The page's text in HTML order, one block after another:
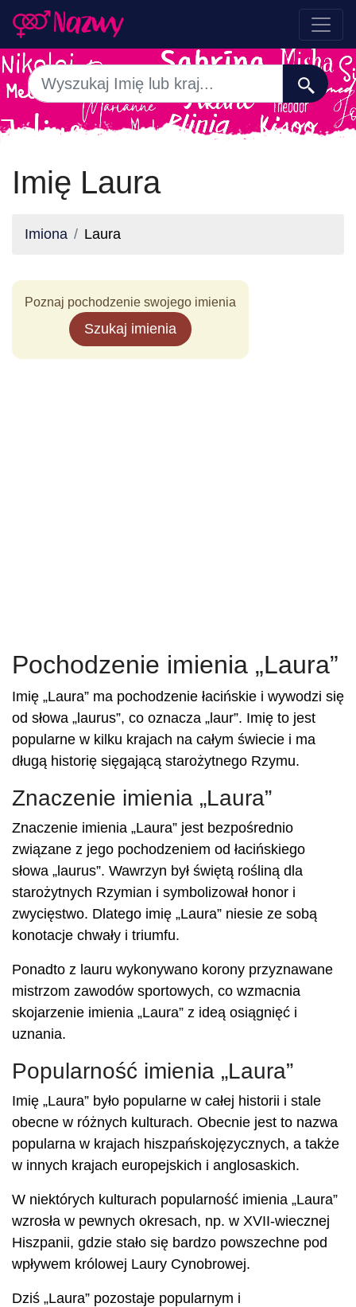
Imię Laura
Imiona Laura
Poznaj pochodzenie swojego imienia
Szukaj imienia
Pochodzenie imienia „Laura”
Imię „Laura” ma pochodzenie łacińskie i wywodzi się
od słowa „laurus”, co oznacza „laur”. Imię to jest
popularne w kilku krajach na całym świecie i ma
długą historię sięgającą starożytnego Rzymu.
Znaczenie imienia „Laura”
Znaczenie imienia „Laura” jest bezpośrednio
związane z jego pochodzeniem od łacińskiego
słowa „laurus”. Wawrzyn był świętą rośliną dla
starożytnych Rzymian i symbolizował honor i
zwycięstwo. Dlatego imię „Laura” niesie ze sobą
konotacje chwały i triumfu.
Ponadto z lauru wykonywano korony przyznawane
mistrzom zawodów sportowych, co wzmacnia
skojarzenie imienia „Laura” z ideą osiągnięć i
uznania.
Popularność imienia „Laura”
Imię „Laura” było popularne w całej historii i stale
obecne w różnych kulturach. Obecnie jest to nazwa
popularna w krajach hiszpańskojęzycznych, a także
w innych krajach europejskich i anglosaskich.
W niektórych kulturach popularność imienia „Laura”
wzrosła w pewnych okresach, np. w XVII-wiecznej
Hiszpanii, gdzie stało się bardzo powszechne pod
wpływem królowej Laury Cynobrowej.
Dziś „Laura” pozostaje popularnym i